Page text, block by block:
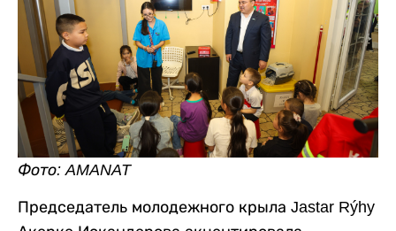
Фото: AMANAT
Председатель молодежного крыла Jastar Rýhy